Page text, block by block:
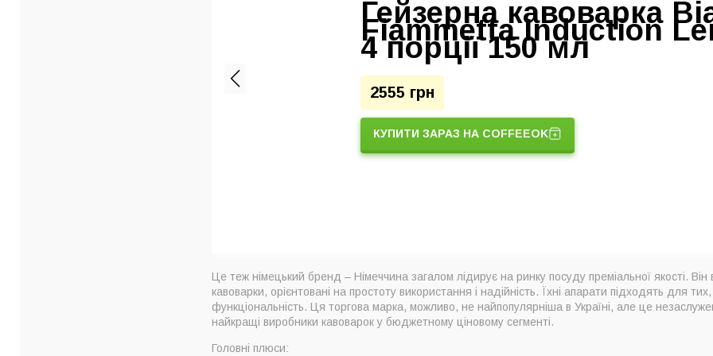
Гейзерна кавоварка
Fiammetta Induction
4 порції 150 мл
2555 грн
КУПИТИ ЗАРАЗ НА COFFEEOK
Це теж німецький бренд – Німеччина загалом лідирує на ринку посуду преміальної якості. Він
кавоварки, орієнтовані на простоту використання і надійність. Їхні апарати підходять для
функціональність. Ця торгова марка, можливо, не найпопулярніша в Україні, але це
найкращі виробники кавоварок у бюджетному ціновому сегменті.
Головні плюси: